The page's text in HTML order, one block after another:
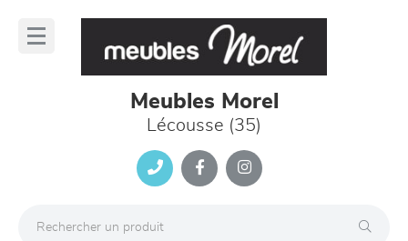
Meubles Morel
Lécousse (35)